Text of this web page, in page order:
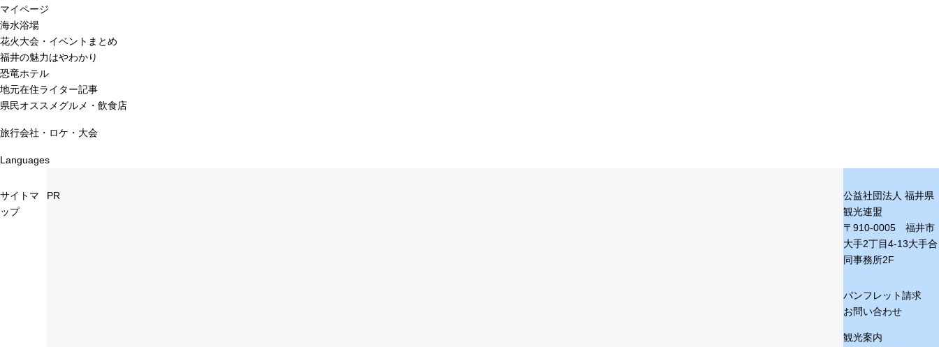
マイページ
海水浴場
花火大会・イベントまとめ
福井の魅力はやわかり
恐竜ホテル
地元在住ライター記事
県民オススメグルメ・飲食店
旅行会社・ロケ・大会
Languages
サイトマ
ップ
PR
公益社団法人 福井県
観光連盟
〒910-0005 福井市
大手2丁目4-13大手合
同事務所2F
パンフレット請求
お問い合わせ
観光案内